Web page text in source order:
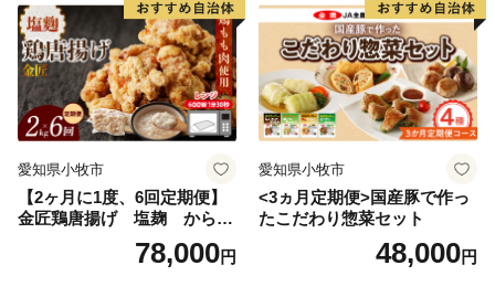
愛知県小牧市
【2ヶ月に1度、6回定期便】
金匠鶏唐揚げ 塩麹 からあ
78,000円
愛知県小牧市
<3ヵ月定期便>国産豚で作っ
たこだわり惣菜セット
48,000円